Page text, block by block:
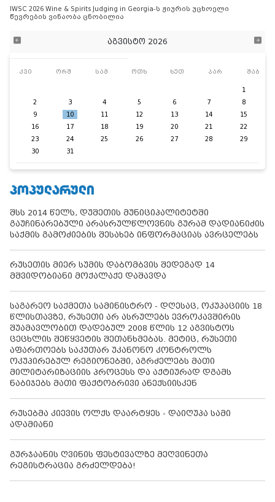
IWSC 2026 Wine & Spirits Judging in Georgia-ს ჟიურის უცხოელი
წევრების ვინაობა ცნობილია
აგვისტო 2026
კვი ორშ სამ ოთხ ხუთ პარ შაბ
1
2
3 4 5 6 7
8
9
10 11 12 13 14
15
16
17 18 19 20 21
22
23
24 25 26 27 28
29
30
31
ᲞᲝᲞᲣᲚᲐᲠᲣᲚᲘ
შსს 2014 წელს, დუშეთის მუნიციპალიტეტში
გაუჩინარებული არასრულწლოვნის გურამ დადიანიძის
საქმის გამოძიების შესახებ ინფორმაციას ავრცელებს
რუსეთის მიერ სუმის დაბომბვის შედეგად 14
მშვიდობიანი მოქალაქე დაშავდა
საგარეო საქმეთა სამინისტრო - დღესაც, ოკუპაციის 18
წლისთავზე, რუსეთი არ ასრულებს ევროკავშირის
შუამავლობით დადებულ 2008 წლის 12 აგვისტოს
ცეცხლის შეწყვეტის შეთანხმებას. მეტიც, რუსეთი
აფართოებს საკუთარ უკანონო კონტროლს
ოკუპირებულ რეგიონებში, აგრძელებს მათი
მილიტარიზაციის პროცესს და აქტიურად დგამს
ნაბიჯებს მათი ფაქტობრივი ანექსიისკენ
რუსებმა კიევის ოლქს დაარტყეს - დაიღუპა სამი
ადამიანი
გურჯაანის ღვინის ფესტივალზე მეღვინეთა
რეგისტრაცია გრძელდება!